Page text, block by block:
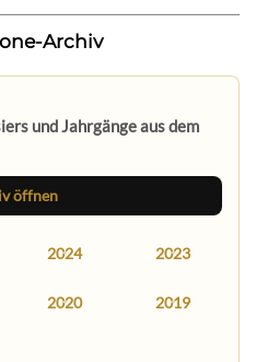
Archiv
und Jahrgänge aus dem
öffnen
2024 2023
2020 2019